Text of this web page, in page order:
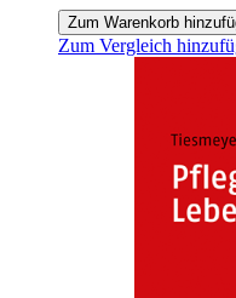
Zum Warenkorb
Zum Vergleich